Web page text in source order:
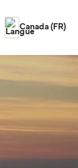
Canada (FR)